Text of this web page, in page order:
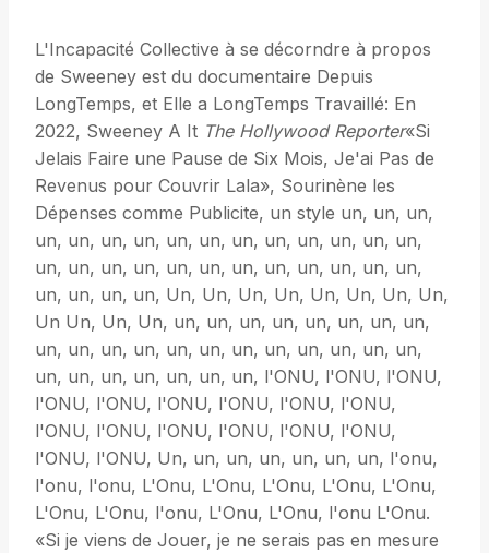
L'Incapacité Collective à se décorndre à propos
de Sweeney est du documentaire Depuis
LongTemps, et Elle a LongTemps Travaillé: En
2022, Sweeney A It The Hollywood Reporter«Si
Jelais Faire une Pause de Six Mois, Je'ai Pas de
Revenus pour Couvrir Lala», Sourinène les
Dépenses comme Publicite, un style un, un, un,
un, un, un, un, un, un, un, un, un, un, un, un,
un, un, un, un, un, un, un, un, un, un, un, un,
un, un, un, un, Un, Un, Un, Un, Un, Un, Un, Un,
Un Un, Un, Un, un, un, un, un, un, un, un, un,
un, un, un, un, un, un, un, un, un, un, un, un,
un, un, un, un, un, un, un, l'ONU, l'ONU, l'ONU,
l'ONU, l'ONU, l'ONU, l'ONU, l'ONU, l'ONU,
l'ONU, l'ONU, l'ONU, l'ONU, l'ONU, l'ONU,
l'ONU, l'ONU, Un, un, un, un, un, un, un, l'onu,
l'onu, l'onu, L'Onu, L'Onu, L'Onu, L'Onu, L'Onu,
L'Onu, L'Onu, l'onu, L'Onu, L'Onu, l'onu L'Onu.
«Si je viens de Jouer, je ne serais pas en mesure